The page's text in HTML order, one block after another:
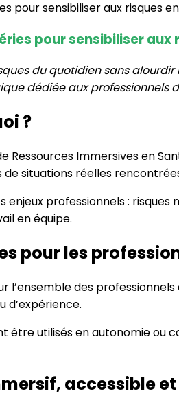
pour sensibiliser
du quotidien sans
dédiée aux professionnels
?
Ressources Immersives en
de situations réelles
enjeux professionnels :
en équipe.
pour les
l’ensemble des
d’expérience.
être utilisés en autonomie ou
accessible